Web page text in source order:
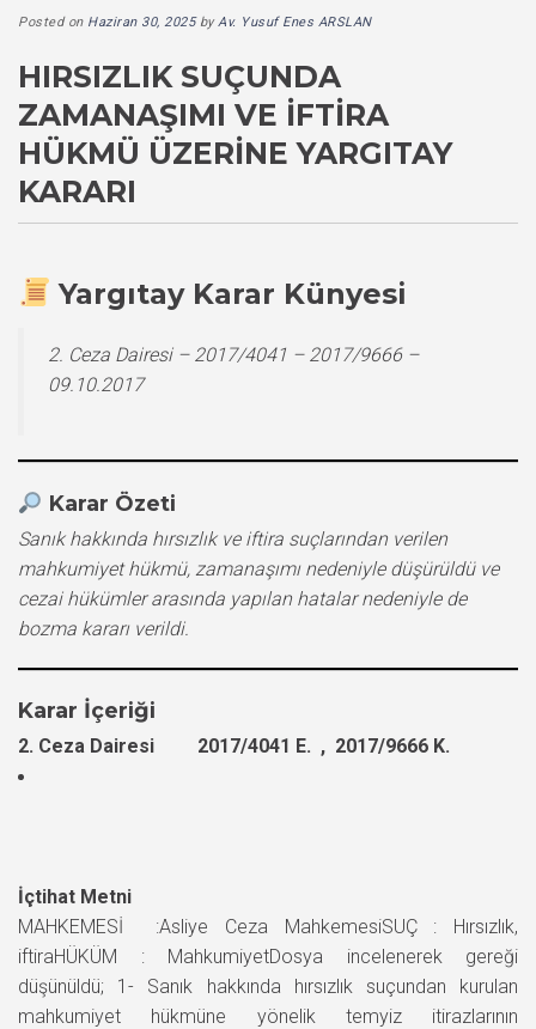
Posted on Haziran 30, 2025byAv. Yusuf Enes ARSLAN
HIRSIZLIK SUÇUNDA
ZAMANAŞIMI VE İFTIRA
HÜKMÜ ÜZERINE YARGITAY
KARARI
Yargıtay Karar Künyesi
2. Ceza Dairesi – 2017/4041 – 2017/9666 –
09.10.2017
Karar Özeti
Sanık hakkında hırsızlık ve iftira suçlarından verilen
mahkumiyet hükmü, zamanaşımı nedeniyle düşürüldü ve
cezai hükümler arasında yapılan hatalar nedeniyle de
bozma kararı verildi.
Karar İçeriği
2. Ceza Dairesi 2017/4041 E. , 2017/9666 K.
İçtihat Metni
MAHKEMESİ :Asliye Ceza MahkemesiSUÇ : Hırsızlık,
iftiraHÜKÜM : MahkumiyetDosya incelenerek gereği
düşünüldü; 1- Sanık hakkında hırsızlık suçundan kurulan
mahkumiyet hükmüne yönelik temyiz itirazlarının